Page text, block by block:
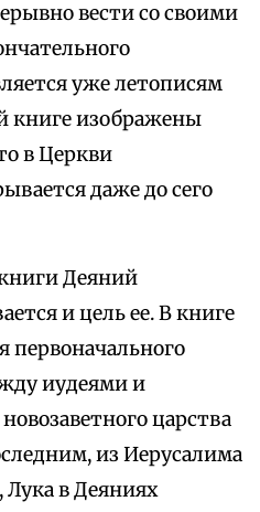
вести со своими
уже летописям
книге изображены
в Церкви
даже до сего
Деяний
и цель ее. В книге
первоначального
иудеями и
царства
из Иерусалима
в Деяниях